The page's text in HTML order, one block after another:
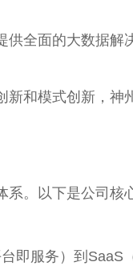
全面的大数据解
和模式创新，神
。以下是公司核
服务）到SaaS